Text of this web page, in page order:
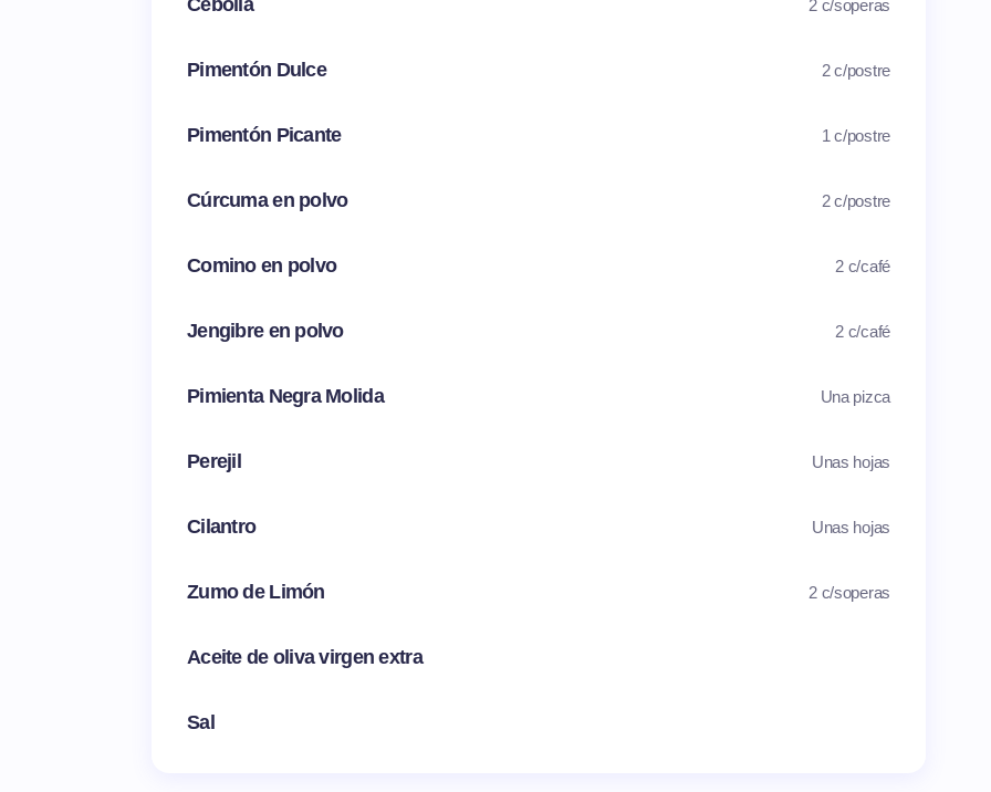
Cebolla 2 c/soperas
Pimentón Dulce 2 c/postre
Pimentón Picante 1 c/postre
Cúrcuma en polvo 2 c/postre
Comino en polvo 2 c/café
Jengibre en polvo 2 c/café
Pimienta Negra Molida Una pizca
Perejil Unas hojas
Cilantro Unas hojas
Zumo de Limón 2 c/soperas
Aceite de oliva virgen extra
Sal